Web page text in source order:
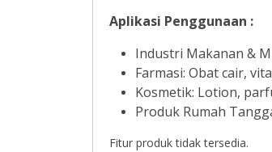
Aplikasi Penggunaan :
Industri Makanan &
Farmasi: Obat cair,
Kosmetik: Lotion,
Produk Rumah
Fitur produk tidak tersedia.